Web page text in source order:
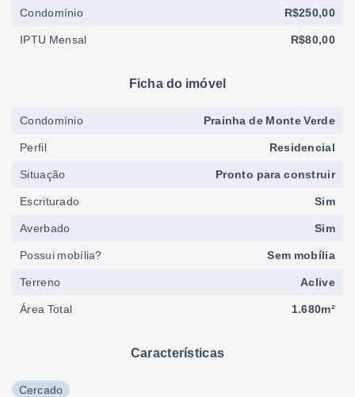
Características
Cercado
Condomínio R$250,00
IPTU Mensal R$80,00
Ficha do imóvel
Condomínio Prainha de Monte Verde
Perfil Residencial
Situação Pronto para construir
Escriturado Sim
Averbado Sim
Possui mobília? Sem mobília
Terreno Aclive
Área Total 1.680m²